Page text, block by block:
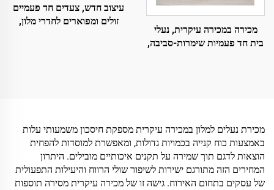
מכירה במכירה עיקרית, נעלי
בית חד פעמיות שימרות-סביבה,
עיצוב חדש, צעדים חד פעמיים
זולים ומפוארים לחדרי מלון,
מכירת נעלים למלון במכירה עיקרית מספקת חיסכון משמעותי עלות
באמצעות כוח קנייה בכמויות גדולות, ומאפשרת למוסדות להפחית
הוצאות לדגם תוך שמירה על תקנים איכותיים מובילים. היתרון
המחירים הזה מתורגם ישירות לשיפור שולי הרווח והיעילות התפעולית
של עסקים בתחום האירוח. גישה זו של מכירה עיקרית מסירה תוספות